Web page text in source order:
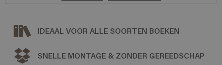
IDEAAL VOOR ALLE SOORTEN BOEKEN
SNELLE MONTAGE & ZONDER GEREEDSCHAP